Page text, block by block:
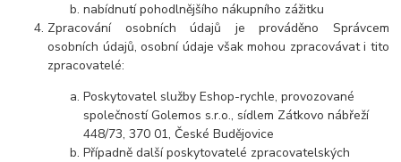
nabídnutí pohodlnějšího nákupního zážitku
Zpracování osobních údajů je prováděno Správcem
osobních údajů, osobní údaje však mohou zpracovávat i tito
zpracovatelé:
Poskytovatel služby Eshop-rychle, provozované
společností Golemos s.r.o., sídlem Zátkovo nábřeží
448/73, 370 01, České Budějovice
Případně další poskytovatelé zpracovatelských